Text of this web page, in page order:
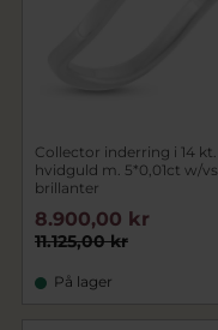
Collector inderring i 14 kt.
hvidguld m. 5*0,01ct w/vs
brillanter
11.125,00 kr
8.900,00 kr
På lager